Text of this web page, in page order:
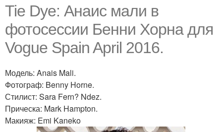
Tie Dye: Анаис мали в
фотосессии Бенни Хорна для
Vogue Spain April 2016.
Модель: Anais Mali.
Фотограф: Benny Horne.
Стилист: Sara Fern? Ndez.
Прическа: Mark Hampton.
Макияж: Emi Kaneko